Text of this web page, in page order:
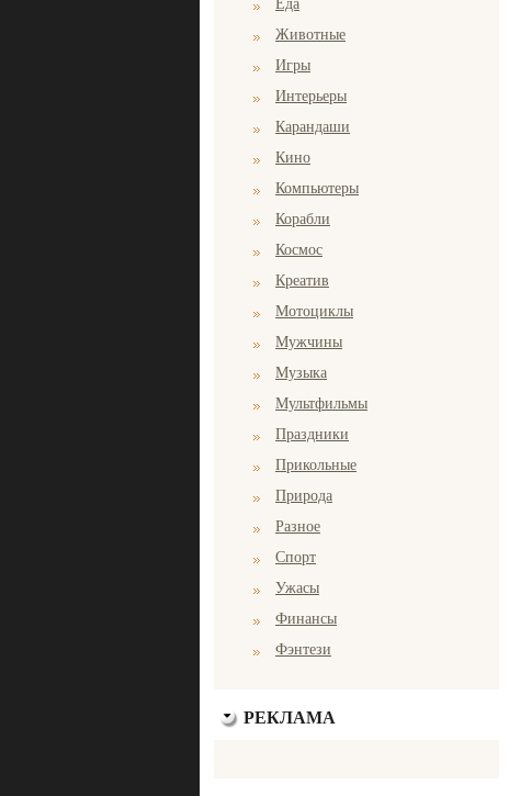
Еда
Животные
Игры
Интерьеры
Карандаши
Кино
Компьютеры
Корабли
Космос
Креатив
Мотоциклы
Мужчины
Музыка
Мультфильмы
Праздники
Прикольные
Природа
Разное
Спорт
Ужасы
Финансы
Фэнтези
РЕКЛАМА